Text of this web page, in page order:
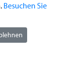
Besuchen Sie